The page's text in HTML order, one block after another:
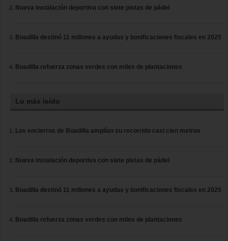
Nueva instalación deportiva con siete pistas de pádel
Boadilla destinó 11 millones a ayudas y bonificaciones fiscales en 2025
Boadilla refuerza zonas verdes con miles de plantaciones
Lo más leído
Los encierros de Boadilla amplían su recorrido casi cien metros
Nueva instalación deportiva con siete pistas de pádel
Boadilla destinó 11 millones a ayudas y bonificaciones fiscales en 2025
Boadilla refuerza zonas verdes con miles de plantaciones